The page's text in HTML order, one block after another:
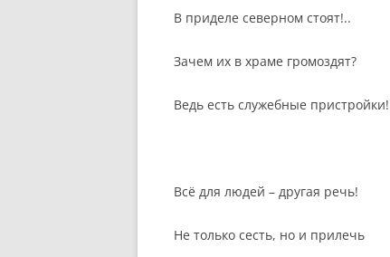
В приделе северном стоят!..
Зачем их в храме громоздят?
Ведь есть служебные
Всё для людей – другая речь!
Не только сесть, но и прилечь